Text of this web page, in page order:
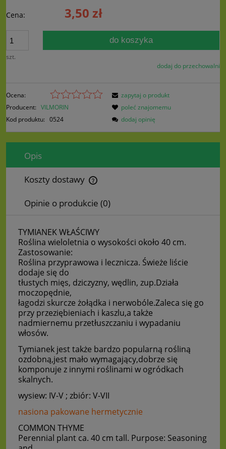
Cena: 3,50 zł
szt.
do koszyka
dodaj do przechowalni
Ocena:
Producent: VILMORIN
Kod produktu: 0524
zapytaj o produkt
poleć znajomemu
dodaj opinię
Opis
Koszty dostawy
Cena nie zawiera ewentualnych kosztów płatności
Opinie o produkcie (0)
TYMIANEK WŁAŚCIWY
Roślina wieloletnia o wysokości około 40 cm.
Zastosowanie:
Roślina przyprawowa i lecznicza. Świeże liście
dodaje się do
tłustych mięs, dziczyzny, wędlin, zup.Działa
moczopędnie,
łagodzi skurcze żołądka i nerwobóle.Zaleca się go
przy przeziębieniach i kaszlu,a także
nadmiernemu przetłuszczaniu i wypadaniu
włosów.
Tymianek jest także bardzo popularną rośliną
ozdobną,jest mało wymagający,dobrze się
komponuje z innymi roślinami w ogródkach
skalnych.
wysiew: IV-V ; zbiór: V-VII
nasiona pakowane hermetycznie
COMMON THYME
Perennial plant ca. 40 cm tall. Purpose: Seasoning